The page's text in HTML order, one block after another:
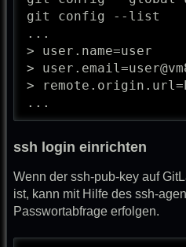
git config --list
...
> user.name=user
>
>
...
ssh login einrichten
Wenn der ssh-pub-key auf
ist, kann mit Hilfe des ssh-
Passwortabfrage erfolgen.